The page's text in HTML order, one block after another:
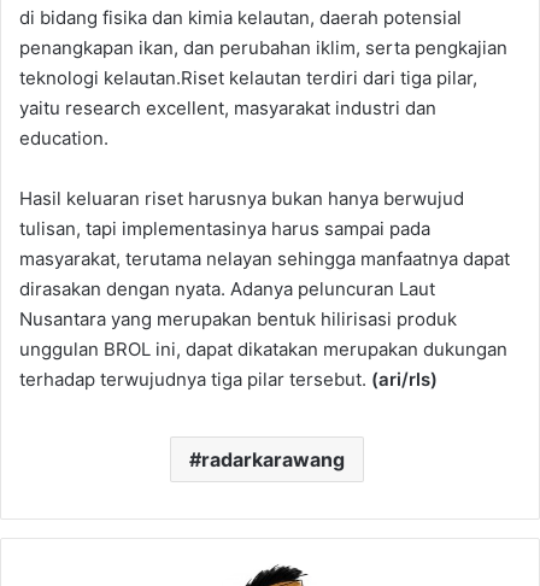
di bidang fisika dan kimia kelautan, daerah potensial
penangkapan ikan, dan perubahan iklim, serta pengkajian
teknologi kelautan.Riset kelautan terdiri dari tiga pilar,
yaitu research excellent, masyarakat industri dan
education.
Hasil keluaran riset harusnya bukan hanya berwujud
tulisan, tapi implementasinya harus sampai pada
masyarakat, terutama nelayan sehingga manfaatnya dapat
dirasakan dengan nyata. Adanya peluncuran Laut
Nusantara yang merupakan bentuk hilirisasi produk
unggulan BROL ini, dapat dikatakan merupakan dukungan
terhadap terwujudnya tiga pilar tersebut. (ari/rls)
radarkarawang